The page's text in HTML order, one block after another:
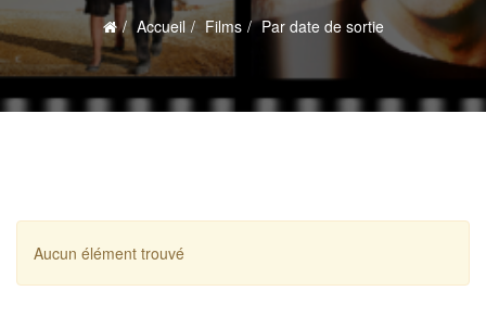
Accueil Films Par date de sortie
Aucun élément trouvé